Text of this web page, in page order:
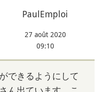
PaulEmploi
27 août 2020
09:10
できるようにして